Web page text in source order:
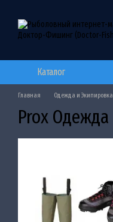
Каталог
Главная Одежда и Экипировка
Prox